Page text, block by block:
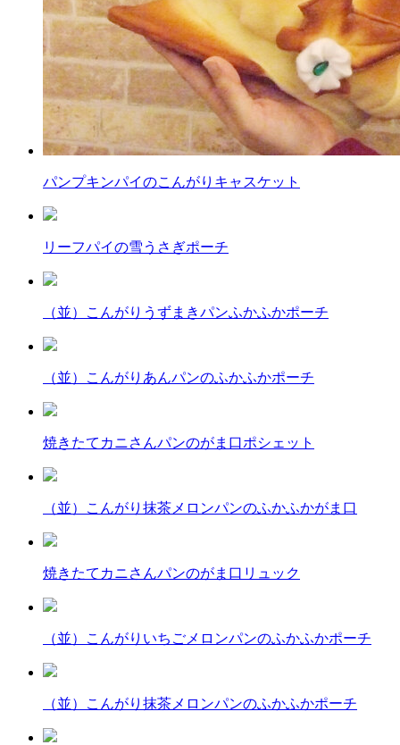
パンプキンパイのこんがりキャスケット
リーフパイの雪うさぎポーチ
（並）こんがりうずまきパンふかふかポーチ
（並）こんがりあんパンのふかふかポーチ
焼きたてカニさんパンのがま口ポシェット
（並）こんがり抹茶メロンパンのふかふかがま口
焼きたてカニさんパンのがま口リュック
（並）こんがりいちごメロンパンのふかふかポーチ
（並）こんがり抹茶メロンパンのふかふかポーチ